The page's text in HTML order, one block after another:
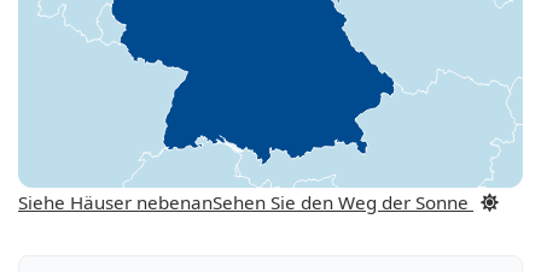
Siehe Häuser nebenanSehen Sie den Weg der Sonne